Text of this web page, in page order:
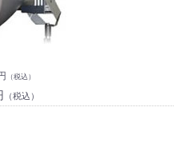
（税込）
（税込）